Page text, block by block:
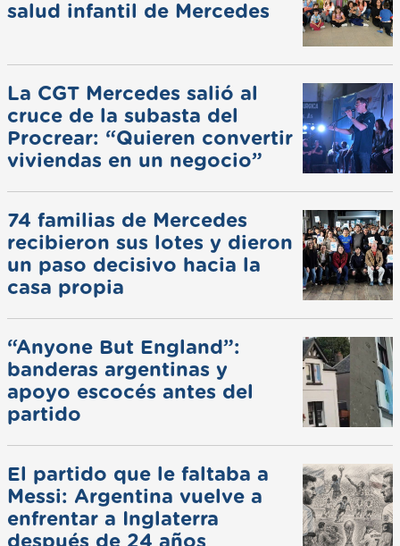
salud infantil de Mercedes
La CGT Mercedes salió al
cruce de la subasta del
Procrear: “Quieren convertir
viviendas en un negocio”
74 familias de Mercedes
recibieron sus lotes y dieron
un paso decisivo hacia la
casa propia
“Anyone But England”:
banderas argentinas y
apoyo escocés antes del
partido
El partido que le faltaba a
Messi: Argentina vuelve a
enfrentar a Inglaterra
después de 24 años